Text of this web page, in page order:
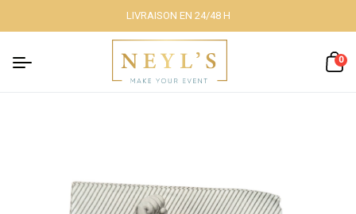
Décoration
LIVRAISON EN 24/48 H
0